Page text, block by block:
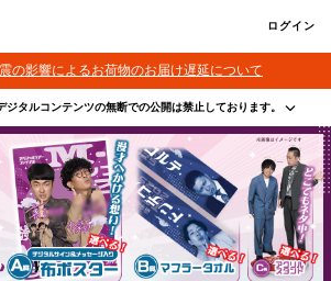
ログイン
の影響によるお荷物のお届け遅延について
タルコンテンツの無断での公開は禁止しております。
をオークション等へ出品する行為、その他営利目的での転売行
･画像･ボイス等のデジタルコンテンツは、出品者が著作権を有
での公開、譲渡、その他著作権を侵害する行為は禁止しており
有効となります。当選権利の譲渡、オークション等への出品、
しております。